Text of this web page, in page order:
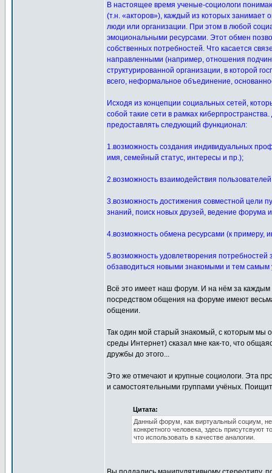
В настоящее время ученые-социологи
(т.н. «акторов»), каждый из которых
люди или организации. При этом в любой
эмоциональными ресурсами. Этот обмен
собственных потребностей. Что касается
направленными (например, отношения
структурированной организации, в которой
всего, неформальное объединение,
Исходя из концепции социальных сетей,
собой такие сети в рамках
предоставлять следующий функционал:
1.возможность создания индивидуальных
имя, семейный статус, интересы и пр.);
2.возможность взаимодействия
3.возможность достижения совместной цели
знаний, поиск новых друзей, ведение форума
4.возможность обмена ресурсами (к примеру,
5.возможность удовлетворения
обзаводиться новыми знакомыми и тем самым
Всё это имеет наш форум. И на нём за каждым
посредством общения на форуме имеют
общении.
Так один мой старый знакомый, с которым мы
среды Интернет) сказал мне как-то, что
дружбы до этого...
Это же отмечают и крупные социологи. Эта
и самостоятельными группами учёных.
Цитата:
Данный форум, как виртуальный социум,
конкретного человека, здесь присутсвуют
что использовать в качестве аналогии.